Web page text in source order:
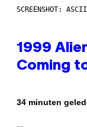
SCREENSHOT: ASCII
1999
Coming
34 minuten